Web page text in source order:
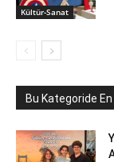
Kültür-Sanat
Bu Kategoride